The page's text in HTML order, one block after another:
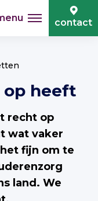
contact
op heeft
recht op
wat vaker
fijn om te
land. We